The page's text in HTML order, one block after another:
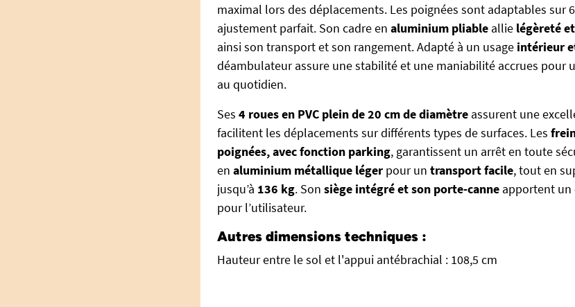
maximal lors des déplacements. Les poignées sont adaptables sur
ajustement parfait. Son cadre en aluminium pliable allie légèreté
ainsi son transport et son rangement. Adapté à un usage intérieur
déambulateur assure une stabilité et une maniabilité accrues pour
au quotidien.
Ses 4 roues en PVC plein de 20 cm de diamètre assurent une
facilitent les déplacements sur différents types de surfaces. Les
poignées, avec fonction parking, garantissent un arrêt en toute
en aluminium métallique léger pour un transport facile, tout en
jusqu’à 136 kg. Son siège intégré et son porte-canne apportent
pour l’utilisateur.
Autres dimensions techniques :
Hauteur entre le sol et l'appui antébrachial : 108,5 cm